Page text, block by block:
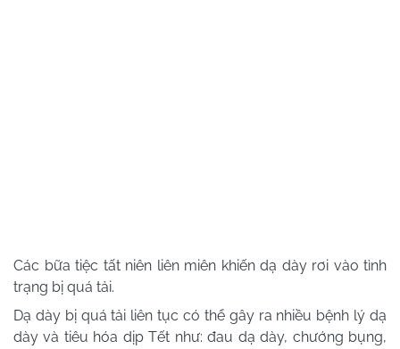
Các bữa tiệc tất niên liên miên khiến dạ dày rơi vào tình
trạng bị quá tải.
Dạ dày bị quá tải liên tục có thể gây ra nhiều bệnh lý dạ
dày và tiêu hóa dịp Tết như: đau dạ dày, chướng bụng,